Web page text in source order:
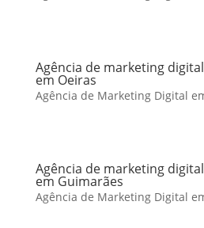
Agência de marketing
em Oeiras
Agência de Marketing Digital
Agência de marketing
em Guimarães
Agência de Marketing Digital